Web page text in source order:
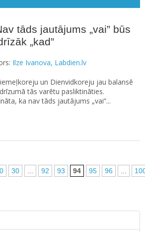
tāds jautājums „vai” būs
„kad”
Ilze Ivanova, Labdien.lv
un Dienvidkoreju jau balansē
tās varētu pasliktināties.
ka nav tāds jautājums „vai”...
30 92 93 94 95 96